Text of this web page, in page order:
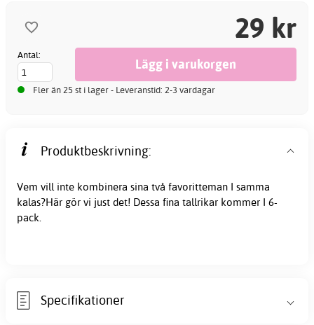
29 kr
Antal:
Fler än 25 st i lager - Leveranstid: 2-3 vardagar
Produktbeskrivning:
Vem vill inte kombinera sina två favoritteman I samma
kalas?Här gör vi just det! Dessa fina tallrikar kommer I 6-
pack.
Specifikationer